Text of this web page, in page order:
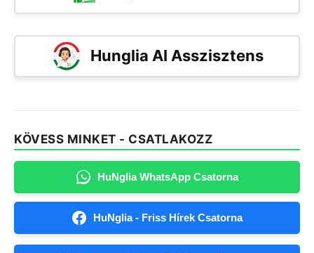
Hunglia AI Asszisztens
KÖVESS MINKET - CSATLAKOZZ
HuNglia WhatsApp Csatorna
HuNglia - Friss Hírek Csatorna